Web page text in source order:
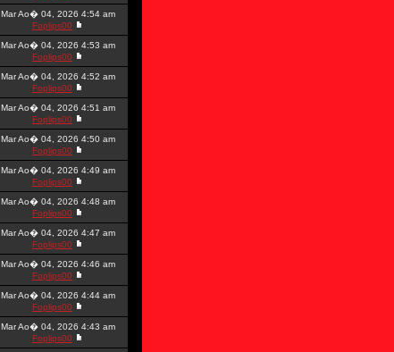
Mar Ao� 04, 2026 4:54 am
Foplips00
Mar Ao� 04, 2026 4:53 am
Foplips00
Mar Ao� 04, 2026 4:52 am
Foplips00
Mar Ao� 04, 2026 4:51 am
Foplips00
Mar Ao� 04, 2026 4:50 am
Foplips00
Mar Ao� 04, 2026 4:49 am
Foplips00
Mar Ao� 04, 2026 4:48 am
Foplips00
Mar Ao� 04, 2026 4:47 am
Foplips00
Mar Ao� 04, 2026 4:46 am
Foplips00
Mar Ao� 04, 2026 4:44 am
Foplips00
Mar Ao� 04, 2026 4:43 am
Foplips00